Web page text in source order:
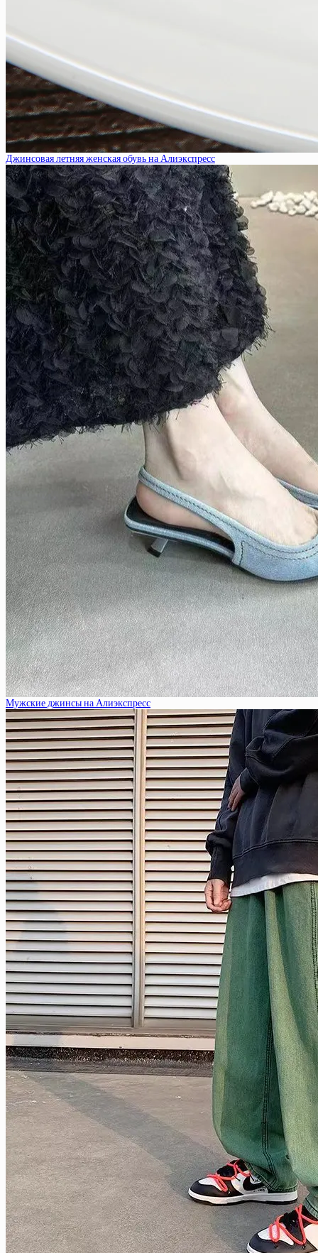
Джинсовая летняя женская обувь на Алиэкспресс
Мужские джинсы на Алиэкспресс